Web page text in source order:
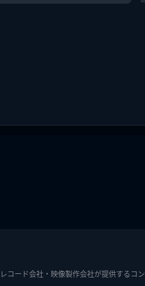
コード会社・映像製作会社が提供するコ